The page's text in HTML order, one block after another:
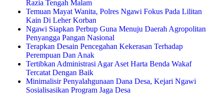
Razia Tengah Malam
Temuan Mayat Wanita, Polres Ngawi Fokus Pada Lilitan
Kain Di Leher Korban
Ngawi Siapkan Perbup Guna Menuju Daerah Agropolitan
Penyangga Pangan Nasional
Terapkan Desain Pencegahan Kekerasan Terhadap
Perempuan Dan Anak
Tertibkan Administrasi Agar Aset Harta Benda Wakaf
Tercatat Dengan Baik
Minimalisir Penyalahgunaan Dana Desa, Kejari Ngawi
Sosialisasikan Program Jaga Desa